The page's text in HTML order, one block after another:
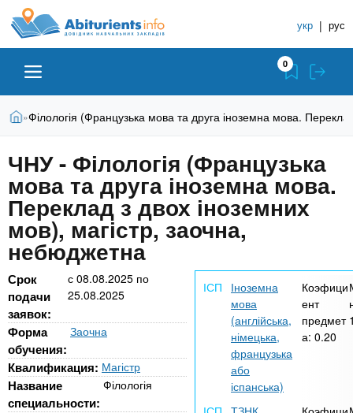
A
b
i
t
u
r
i
e
n
п
р
в
о
н
и
к
У
ч
е
б
н
ы
х
з
а
укр | рус
Абитуриенту
Вузы
Колледжи
Курсы
Частные школы
MBA
Онлайн курсы
0
В
д
е
с
ь
Главная
»Філологія (Французька мова та друга іноземна мова.
ЧНУ - Філологія (Французька
мова та друга іноземна мова.
Переклад з двох іноземних
мов), магістр, заочна,
небюджетна
Срок
подачи
заявок:
с 08.08.2025по
25.08.2025
Форма
обучения:
Заочна
Квалификация: Магістр
Название
специальности:
Філологія
Іноземна
мова
(англійська,
німецька,
французька
або
іспанська)
Коэфици
ент
предмет
а: 0.20